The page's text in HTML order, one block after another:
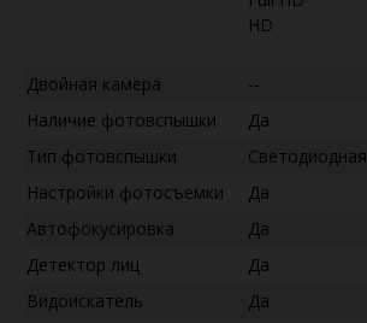
HD
Двойная камера
--
Наличие фотовспышки
Да
Тип фотовспышки
Светодиодная
Настройки фотосъемки
Да
Автофокусировка
Да
Детектор лиц
Да
Видоискатель
Да